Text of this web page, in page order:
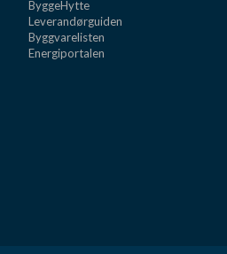
ByggeHytte
Leverandørguiden
Byggvarelisten
Energiportalen